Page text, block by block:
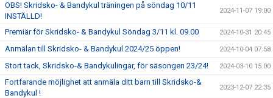
OBS! Skridsko- & Bandykul träningen på söndag 10/11
INSTÄLLD!
2024-11-07 19:00
Premiär för Skridsko- & Bandykul Söndag 3/11 kl. 09.00 2024-10-31 20:45
Anmälan till Skridsko- & Bandykul 2024/25 öppen! 2024-10-04 07:58
Stort tack, Skridsko-& Bandykulingar, för säsongen 23/24! 2024-03-10 15:00
Fortfarande möjlighet att anmäla ditt barn till Skridsko-&
Bandykul !
2023-12-07 22:35